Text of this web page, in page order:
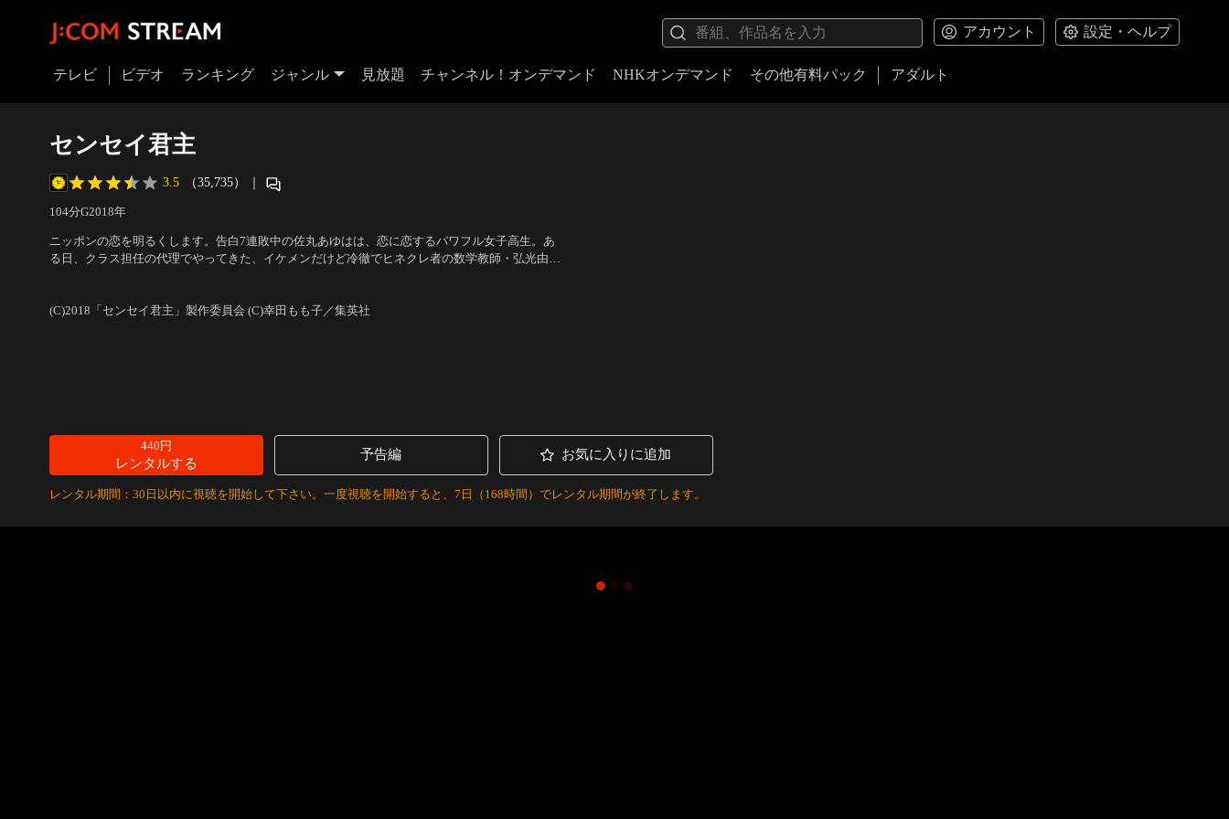
アカウント 設定・ヘルプ
テレビ ビデオ ランキング ジャンル 見放題 チャンネル！オンデマンド NHKオンデマンド その他有料パック アダルト
センセイ君主
3.5 （35,735） ｜
104分G2018年
ニッポンの恋を明るくします。告白7連敗中の佐丸あゆはは、恋に恋するパワフル女子高生。あ
る日、クラス担任の代理でやってきた、イケメンだけど冷徹でヒネクレ者の数学教師・弘光由貴
まる。
(C)2018「センセイ君主」製作委員会 (C)幸田もも子／集英社
440円
レンタルする
予告編 お気に入りに追加
レンタル期間：30日以内に視聴を開始して下さい。一度視聴を開始すると、7日（168時間）でレンタル期間が終了します。